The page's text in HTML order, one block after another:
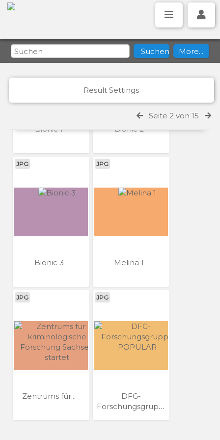
Result Settings
Seite 2 von 15
Bionic 1 Bionic 2
JPG
Bionic 3
JPG
Melina 1
JPG
Zentrums für...
JPG
DFG-
Forschungsgruppe